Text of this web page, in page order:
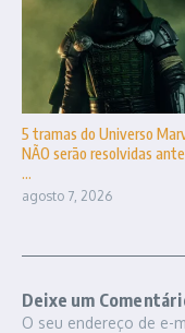
5 tramas do Universo
NÃO serão resolvidas
...
agosto 7, 2026
Deixe um
O seu endereço de e-